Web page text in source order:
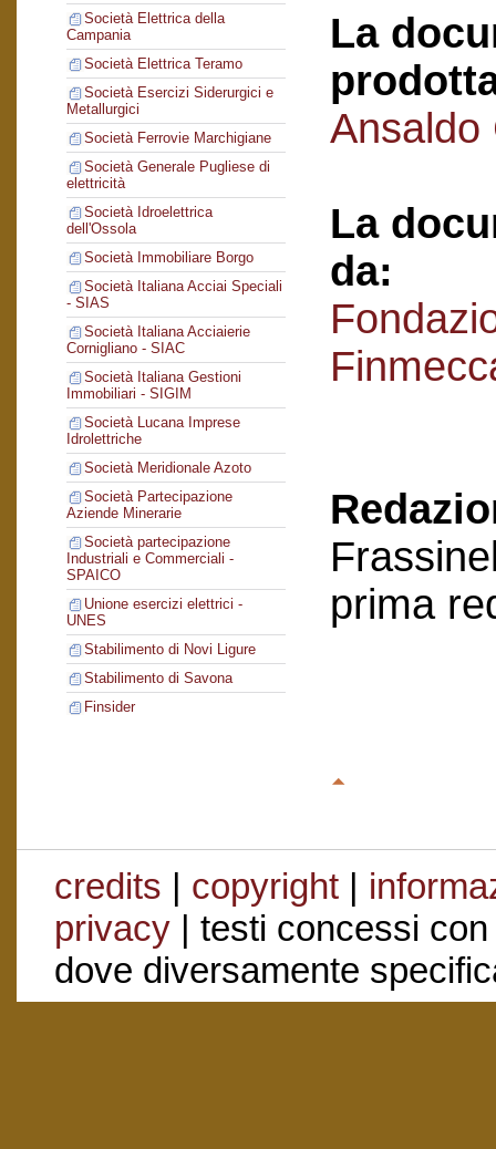
Società Elettrica della
Campania
Società Elettrica Teramo
Società Esercizi Siderurgici e
Metallurgici
Società Ferrovie Marchigiane
Società Generale Pugliese di
elettricità
Società Idroelettrica
dell'Ossola
Società Immobiliare Borgo
Società Italiana Acciai Speciali
- SIAS
Società Italiana Acciaierie
Cornigliano - SIAC
Società Italiana Gestioni
Immobiliari - SIGIM
Società Lucana Imprese
Idrolettriche
Società Meridionale Azoto
Società Partecipazione
Aziende Minerarie
Società partecipazione
Industriali e Commerciali -
SPAICO
Unione esercizi elettrici -
UNES
Stabilimento di Novi Ligure
Stabilimento di Savona
Finsider
La
Ansaldo
La
da:
prima
credits | copyright|
privacy| testi concessi
dove diversamente